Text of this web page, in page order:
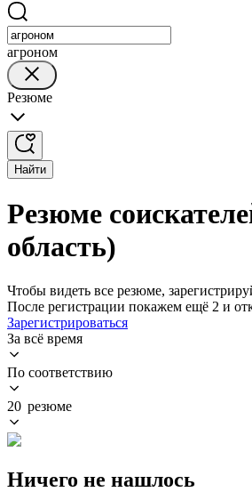
агроном
Резюме
Найти
Резюме
область)
Чтобы видеть все резюме,
После регистрации покажем ещё 2 и
Зарегистрироваться
За всё время
По соответствию
20 резюме
Ничего не нашлось